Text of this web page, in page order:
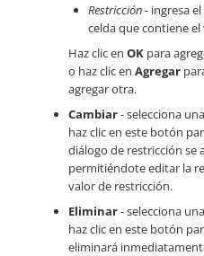
Restricción- ingresa
celda que contiene
Haz clic en OK para
o haz clic en Agregar
agregar otra.
Cambiar- selecciona
haz clic en este botón
diálogo de restricción se
permitiéndote editar la
valor de restricción.
Eliminar- selecciona
haz clic en este botón
eliminará